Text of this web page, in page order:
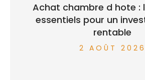
Achat chambre d hote :
essentiels pour un
rentable
2 AOÛT 2026